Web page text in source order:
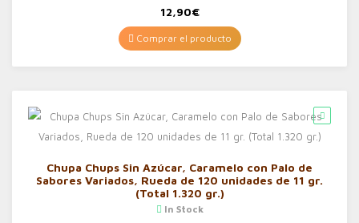
12,90€
Comprar el producto
Chupa Chups Sin Azúcar, Caramelo con Palo de
Sabores Variados, Rueda de 120 unidades de 11 gr.
(Total 1.320 gr.)
In Stock